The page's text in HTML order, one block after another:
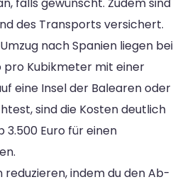
des Transports versichert.
nach Spanien liegen bei
pro Kubikmeter mit einer
eine Insel der Balearen oder
sind die Kosten deutlich
3.500 Euro für einen
reduzieren, indem du den Ab-